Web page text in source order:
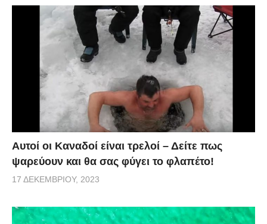
Αυτοί οι Καναδοί είναι τρελοί – Δείτε πως
ψαρεύουν και θα σας φύγει το φλαπέτο!
17 ΔΕΚΕΜΒΡΊΟΥ, 2023